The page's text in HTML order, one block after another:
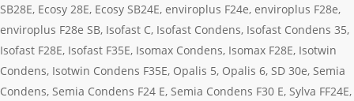
SB28E, Ecosy 28E, Ecosy SB24E, enviroplus F24e, enviroplus F28e,
enviroplus F28e SB, Isofast C, Isofast Condens, Isofast Condens 35,
Isofast F28E, Isofast F35E, Isomax Condens, Isomax F28E, Isotwin
Condens, Isotwin Condens F35E, Opalis 5, Opalis 6, SD 30e, Semia
Condens, Semia Condens F24 E, Semia Condens F30 E, Sylva FF24E,